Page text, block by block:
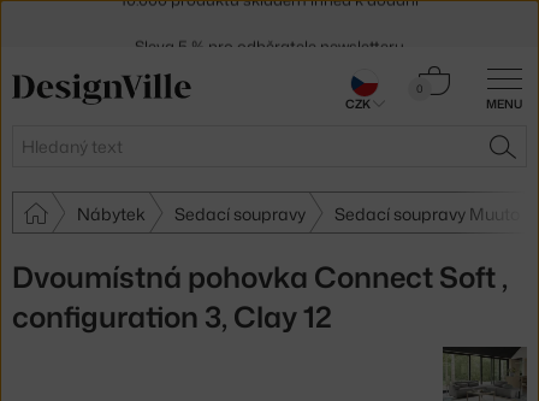
MENU
Hledat
0
Košík
Nábytek Sedací soupravy Sedací soupravy Muuto
Dvoumístná pohovka Connect Soft ,
configuration 3, Clay 12
30 dní na vrácení zboží
CZK